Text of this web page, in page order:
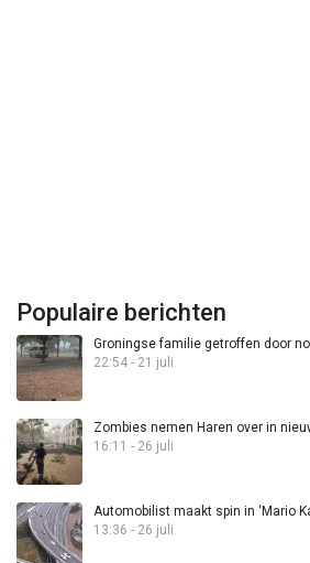
Populaire berichten
Groningse familie getroffen door
22:54 - 21 juli
Zombies nemen Haren over in
16:11 - 26 juli
Automobilist maakt spin in ‘Mario
13:36 - 26 juli